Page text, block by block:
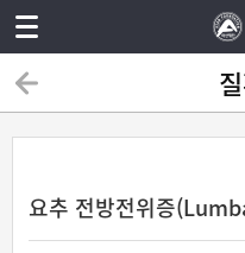
요추 전방전위증